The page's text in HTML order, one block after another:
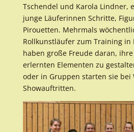
Tschendel und Karola Lindner,
junge Läuferinnen Schritte,
Pirouetten. Mehrmals
Rollkunstläufer zum Training in
haben große Freude daran,
erlernten Elementen zu
oder in Gruppen starten sie bei
Showauftritten.